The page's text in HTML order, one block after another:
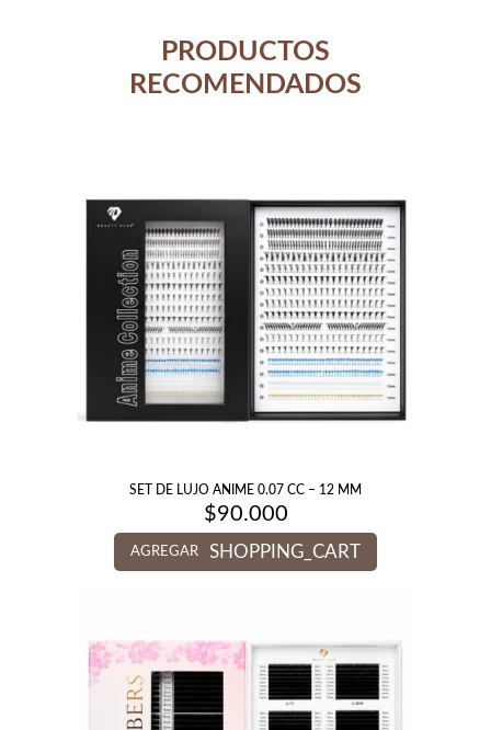
PRODUCTOS
RECOMENDADOS
SET DE LUJO ANIME 0.07 CC – 12 MM
$90.000
AGREGAR SHOPPING_CART